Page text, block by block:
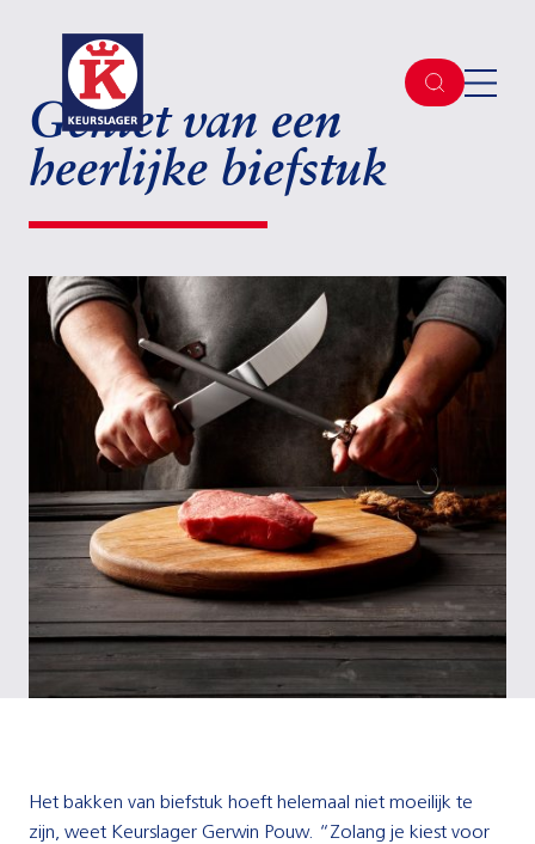
Geniet van een
heerlijke biefstuk
Het bakken van biefstuk hoeft helemaal niet moeilijk te
zijn, weet Keurslager Gerwin Pouw. “Zolang je kiest voor